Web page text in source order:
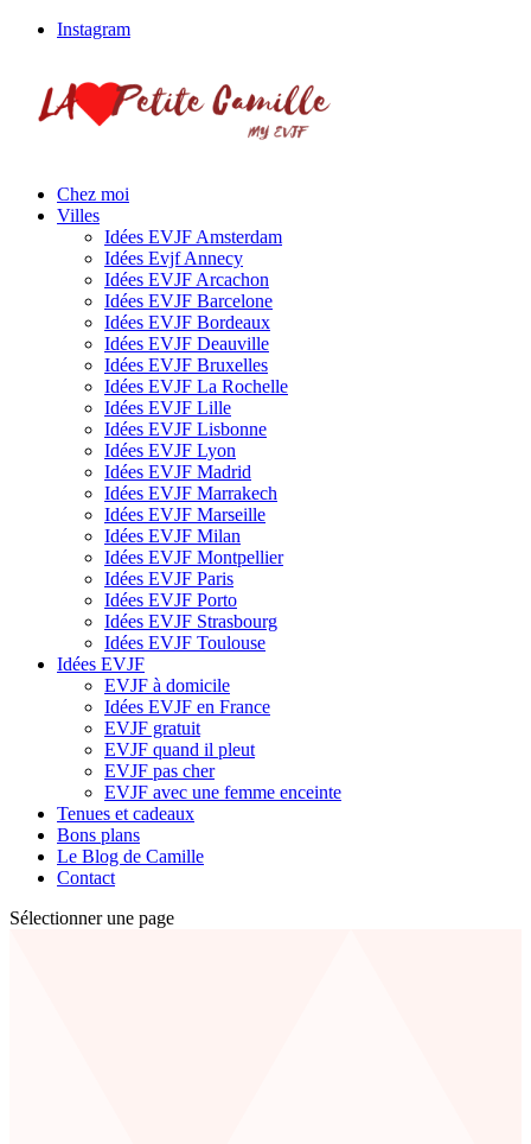
Instagram
Chez moi
Villes
Idées EVJF Amsterdam
Idées Evjf Annecy
Idées EVJF Arcachon
Idées EVJF Barcelone
Idées EVJF Bordeaux
Idées EVJF Deauville
Idées EVJF Bruxelles
Idées EVJF La Rochelle
Idées EVJF Lille
Idées EVJF Lisbonne
Idées EVJF Lyon
Idées EVJF Madrid
Idées EVJF Marrakech
Idées EVJF Marseille
Idées EVJF Milan
Idées EVJF Montpellier
Idées EVJF Paris
Idées EVJF Porto
Idées EVJF Strasbourg
Idées EVJF Toulouse
Idées EVJF
EVJF à domicile
Idées EVJF en France
EVJF gratuit
EVJF quand il pleut
EVJF pas cher
EVJF avec une femme enceinte
Tenues et cadeaux
Bons plans
Le Blog de Camille
Contact
Sélectionner une page